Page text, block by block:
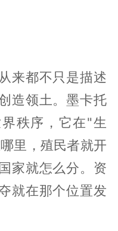
来都不只是描述
造领土。墨卡托
秩序，它在"生
里，殖民者就开
家就怎么分。资
就在那个位置发